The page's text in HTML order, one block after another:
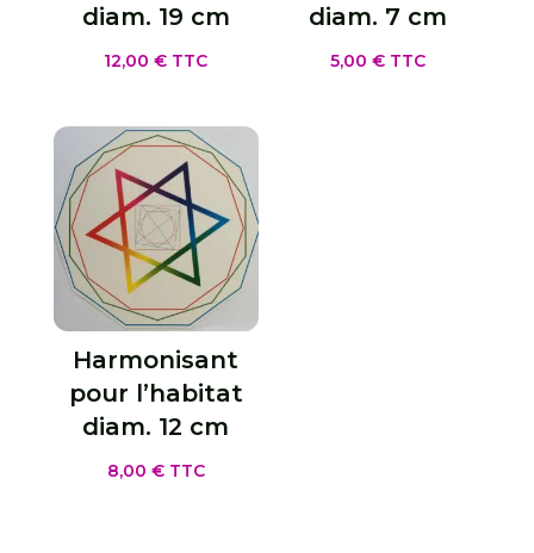
diam. 19 cm
12,00€ TTC
diam. 7 cm
5,00€ TTC
Harmonisant
pour l’habitat
diam. 12 cm
8,00 € TTC